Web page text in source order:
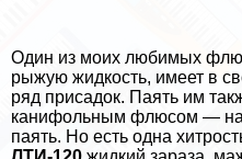
Один из моих любимых
рыжую жидкость, имеет в
ряд присадок. Паять им
канифольным флюсом —
паять. Но есть одна